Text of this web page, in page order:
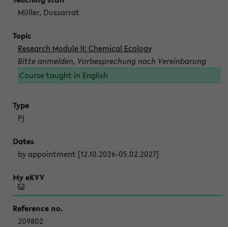
Müller, Dussarrat
Research Module II: Chemical Ecology
Bitte anmelden, Vorbesprechung nach Vereinbarung
Course taught in English
Pj
by appointment [12.10.2026-05.02.2027]
209802